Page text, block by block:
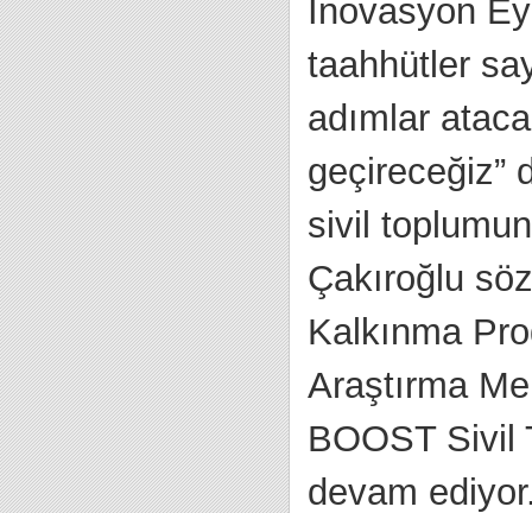
İnovasyon
taahhütler
adımlar
geçireceğiz”
sivil
Çakıroğlu
Kalkınma
Araştırma
BOOST Sivil
devam